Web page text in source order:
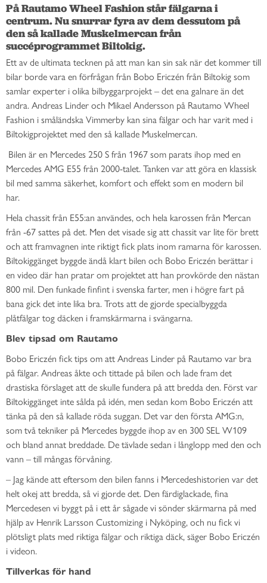
På Rautamo Wheel Fashion står fälgarna i
centrum. Nu snurrar fyra av dem dessutom på
den så kallade Muskelmercan från
succéprogrammet Biltokig.
Ett av de ultimata tecknen på att man kan sin sak när det kommer till
bilar borde vara en förfrågan från Bobo Ericzén från Biltokig som
samlar experter i olika bilbyggarprojekt – det ena galnare än det
andra. Andreas Linder och Mikael Andersson på Rautamo Wheel
Fashion i småländska Vimmerby kan sina fälgar och har varit med i
Biltokigprojektet med den så kallade Muskelmercan.
Bilen är en Mercedes 250 S från 1967 som parats ihop med en
Mercedes AMG E55 från 2000-talet. Tanken var att göra en klassisk
bil med samma säkerhet, komfort och effekt som en modern bil
har.
Hela chassit från E55:an användes, och hela karossen från Mercan
från -67 sattes på det. Men det visade sig att chassit var lite för brett
och att framvagnen inte riktigt fick plats inom ramarna för karossen.
Biltokiggänget byggde ändå klart bilen och Bobo Ericzén berättar i
en video där han pratar om projektet att han provkörde den nästan
800 mil. Den funkade finfint i svenska farter, men i högre fart på
bana gick det inte lika bra. Trots att de gjorde specialbyggda
plåtfälgar tog däcken i framskärmarna i svängarna.
Blev tipsad om Rautamo
Bobo Ericzén fick tips om att Andreas Linder på Rautamo var bra
på fälgar. Andreas åkte och tittade på bilen och lade fram det
drastiska förslaget att de skulle fundera på att bredda den. Först var
Biltokiggänget inte sålda på idén, men sedan kom Bobo Ericzén att
tänka på den så kallade röda suggan. Det var den första AMG:n,
som två tekniker på Mercedes byggde ihop av en 300 SEL W109
och bland annat breddade. De tävlade sedan i långlopp med den och
vann – till mångas förvåning.
– Jag kände att eftersom den bilen fanns i Mercedeshistorien var det
helt okej att bredda, så vi gjorde det. Den färdiglackade, fina
Mercedesen vi byggt på i ett år sågade vi sönder skärmarna på med
hjälp av Henrik Larsson Customizing i Nyköping, och nu fick vi
plötsligt plats med riktiga fälgar och riktiga däck, säger Bobo Ericzén
i videon.
Tillverkas för hand